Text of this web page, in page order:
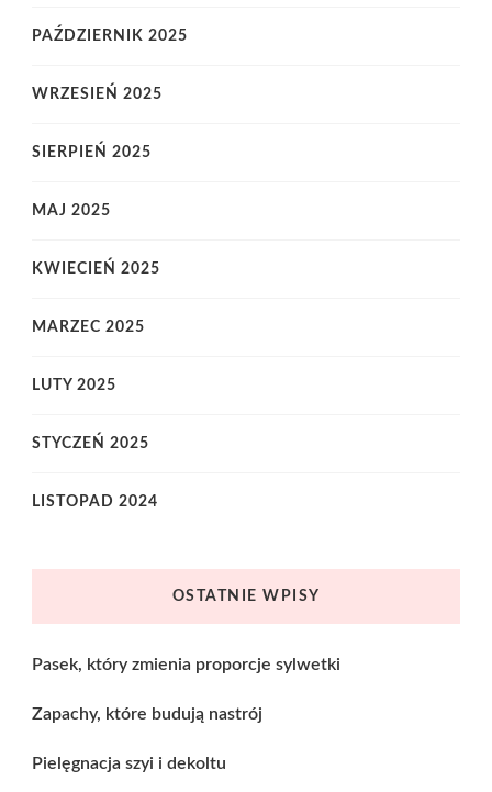
PAŹDZIERNIK 2025
WRZESIEŃ 2025
SIERPIEŃ 2025
MAJ 2025
KWIECIEŃ 2025
MARZEC 2025
LUTY 2025
STYCZEŃ 2025
LISTOPAD 2024
OSTATNIE WPISY
Pasek, który zmienia proporcje sylwetki
Zapachy, które budują nastrój
Pielęgnacja szyi i dekoltu